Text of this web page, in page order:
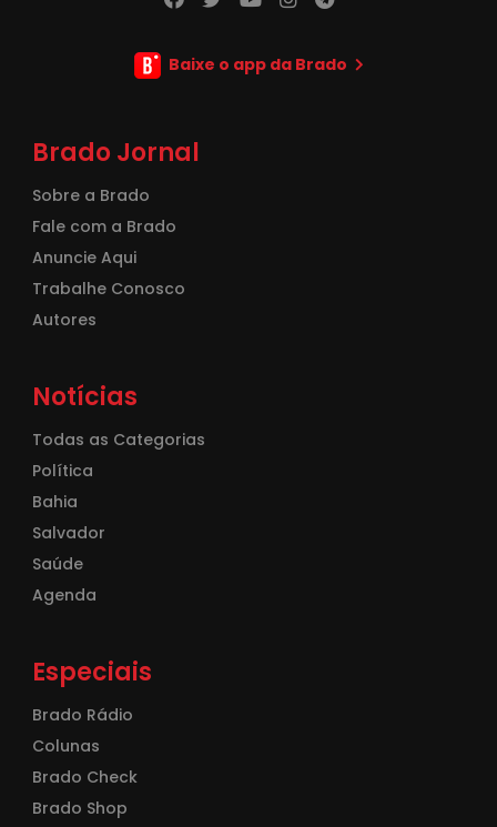
Baixe o app da Brado
Brado Jornal
Sobre a Brado
Fale com a Brado
Anuncie Aqui
Trabalhe Conosco
Autores
Notícias
Todas as Categorias
Política
Bahia
Salvador
Saúde
Agenda
Especiais
Brado Rádio
Colunas
Brado Check
Brado Shop